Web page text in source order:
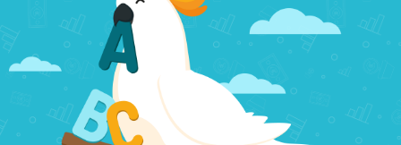
Wat wil je opzoeken?